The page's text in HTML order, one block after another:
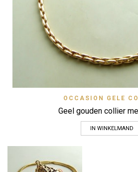
OCCASION GELE
Geel gouden collier
IN WINKELMAND